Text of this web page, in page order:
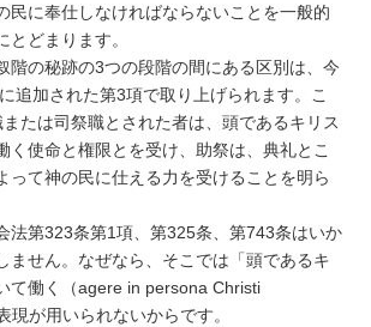
民に奉仕しなければならないことを一般的
とどまります。
の秘跡の3つの段階の間にある区別は、今
追加された第3項で取り上げられます。こ
たは司祭職とされた者は、頭であるキリス
く使命と権限とを受け、助祭は、典礼とこ
って神の民に仕える力を受けることを明ら
法第323条第1項、第325条、第743条はいか
ません。なぜなら、そこでは「頭であるキ
て働く（agere in persona Christi
現が用いられないからです。